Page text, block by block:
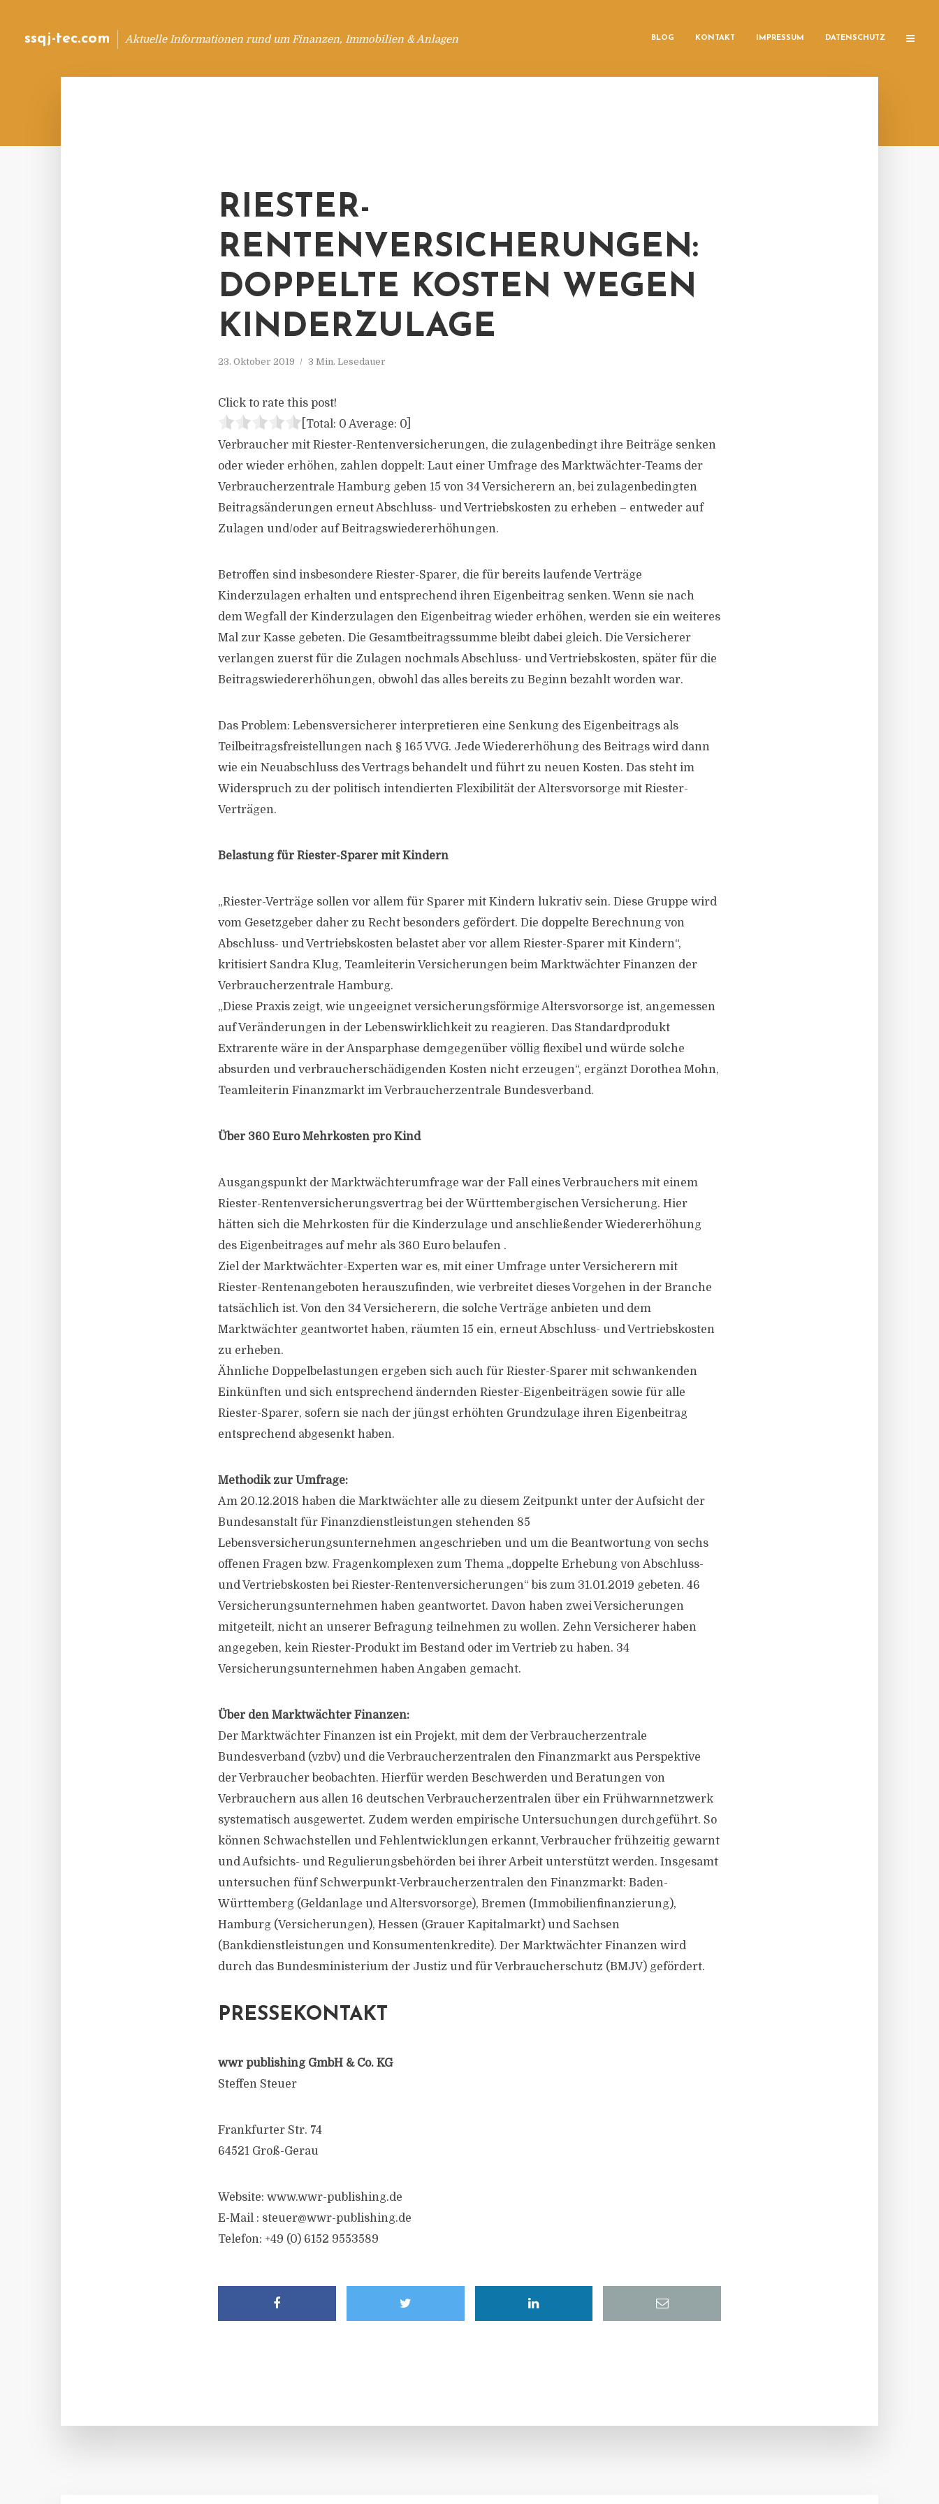
ssqj-tec.com Aktuelle Informationen rund um Finanzen, Immobilien & Anlagen BLOG KONTAKT IMPRESSUM DATENSCHUTZ
RIESTER-
RENTENVERSICHERUNGEN:
DOPPELTE KOSTEN WEGEN
KINDERZULAGE
23. Oktober 2019 3 Min. Lesedauer
Click to rate this post!
[Total: 0 Average: 0
Verbraucher mit Riester-Rentenversicherungen, die zulagenbedingt ihre Beiträge senken
oder wieder erhöhen, zahlen doppelt: Laut einer Umfrage des Marktwächter-Teams der
Verbraucherzentrale Hamburg geben 15 von 34 Versicherern an, bei zulagenbedingten
Beitragsänderungen erneut Abschluss- und Vertriebskosten zu erheben – entweder auf
Zulagen und/oder auf Beitragswiedererhöhungen.
Betroffen sind insbesondere Riester-Sparer, die für bereits laufende Verträge
Kinderzulagen erhalten und entsprechend ihren Eigenbeitrag senken. Wenn sie nach
dem Wegfall der Kinderzulagen den Eigenbeitrag wieder erhöhen, werden sie ein weiteres
Mal zur Kasse gebeten. Die Gesamtbeitragssumme bleibt dabei gleich. Die Versicherer
verlangen zuerst für die Zulagen nochmals Abschluss- und Vertriebskosten, später für die
Beitragswiedererhöhungen, obwohl das alles bereits zu Beginn bezahlt worden war.
Das Problem: Lebensversicherer interpretieren eine Senkung des Eigenbeitrags als
Teilbeitragsfreistellungen nach § 165 VVG. Jede Wiedererhöhung des Beitrags wird dann
wie ein Neuabschluss des Vertrags behandelt und führt zu neuen Kosten. Das steht im
Widerspruch zu der politisch intendierten Flexibilität der Altersvorsorge mit Riester-
Verträgen.
Belastung für Riester-Sparer mit Kindern
„Riester-Verträge sollen vor allem für Sparer mit Kindern lukrativ sein. Diese Gruppe wird
vom Gesetzgeber daher zu Recht besonders gefördert. Die doppelte Berechnung von
Abschluss- und Vertriebskosten belastet aber vor allem Riester-Sparer mit Kindern“,
kritisiert Sandra Klug, Teamleiterin Versicherungen beim Marktwächter Finanzen der
Verbraucherzentrale Hamburg.
„Diese Praxis zeigt, wie ungeeignet versicherungsförmige Altersvorsorge ist, angemessen
auf Veränderungen in der Lebenswirklichkeit zu reagieren. Das Standardprodukt
Extrarente wäre in der Ansparphase demgegenüber völlig flexibel und würde solche
absurden und verbraucherschädigenden Kosten nicht erzeugen“, ergänzt Dorothea Mohn,
Teamleiterin Finanzmarkt im Verbraucherzentrale Bundesverband.
Über 360 Euro Mehrkosten pro Kind
Ausgangspunkt der Marktwächterumfrage war der Fall eines Verbrauchers mit einem
Riester-Rentenversicherungsvertrag bei der Württembergischen Versicherung. Hier
hätten sich die Mehrkosten für die Kinderzulage und anschließender Wiedererhöhung
des Eigenbeitrages auf mehr als 360 Euro belaufen .
Ziel der Marktwächter-Experten war es, mit einer Umfrage unter Versicherern mit
Riester-Rentenangeboten herauszufinden, wie verbreitet dieses Vorgehen in der Branche
tatsächlich ist. Von den 34 Versicherern, die solche Verträge anbieten und dem
Marktwächter geantwortet haben, räumten 15 ein, erneut Abschluss- und Vertriebskosten
zu erheben.
Ähnliche Doppelbelastungen ergeben sich auch für Riester-Sparer mit schwankenden
Einkünften und sich entsprechend ändernden Riester-Eigenbeiträgen sowie für alle
Riester-Sparer, sofern sie nach der jüngst erhöhten Grundzulage ihren Eigenbeitrag
entsprechend abgesenkt haben.
Methodik zur Umfrage:
Am 20.12.2018 haben die Marktwächter alle zu diesem Zeitpunkt unter der Aufsicht der
Bundesanstalt für Finanzdienstleistungen stehenden 85
Lebensversicherungsunternehmen angeschrieben und um die Beantwortung von sechs
offenen Fragen bzw. Fragenkomplexen zum Thema „doppelte Erhebung von Abschluss-
und Vertriebskosten bei Riester-Rentenversicherungen“ bis zum 31.01.2019 gebeten. 46
Versicherungsunternehmen haben geantwortet. Davon haben zwei Versicherungen
mitgeteilt, nicht an unserer Befragung teilnehmen zu wollen. Zehn Versicherer haben
angegeben, kein Riester-Produkt im Bestand oder im Vertrieb zu haben. 34
Versicherungsunternehmen haben Angaben gemacht.
Über den Marktwächter Finanzen:
Der Marktwächter Finanzen ist ein Projekt, mit dem der Verbraucherzentrale
Bundesverband (vzbv) und die Verbraucherzentralen den Finanzmarkt aus Perspektive
der Verbraucher beobachten. Hierfür werden Beschwerden und Beratungen von
Verbrauchern aus allen 16 deutschen Verbraucherzentralen über ein Frühwarnnetzwerk
systematisch ausgewertet. Zudem werden empirische Untersuchungen durchgeführt. So
können Schwachstellen und Fehlentwicklungen erkannt, Verbraucher frühzeitig gewarnt
und Aufsichts- und Regulierungsbehörden bei ihrer Arbeit unterstützt werden. Insgesamt
untersuchen fünf Schwerpunkt-Verbraucherzentralen den Finanzmarkt: Baden-
Württemberg (Geldanlage und Altersvorsorge), Bremen (Immobilienfinanzierung),
Hamburg (Versicherungen), Hessen (Grauer Kapitalmarkt) und Sachsen
(Bankdienstleistungen und Konsumentenkredite). Der Marktwächter Finanzen wird
durch das Bundesministerium der Justiz und für Verbraucherschutz (BMJV) gefördert.
PRESSEKONTAKT
wwr publishing GmbH & Co. KG
Steffen Steuer
Frankfurter Str. 74
64521 Groß-Gerau
Website: www.wwr-publishing.de
E-Mail : steuer@wwr-publishing.de
Telefon: +49 (0) 6152 9553589